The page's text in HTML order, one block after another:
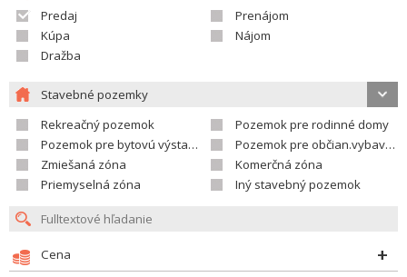
Predaj
Prenájom
Kúpa
Nájom
Dražba
Stavebné pozemky
Rekreačný pozemok
Pozemok pre rodinné domy
Pozemok pre bytovú výstavbu
Pozemok pre občian.vybavenosť
Zmiešaná zóna
Komerčná zóna
Priemyselná zóna
Iný stavebný pozemok
Cena